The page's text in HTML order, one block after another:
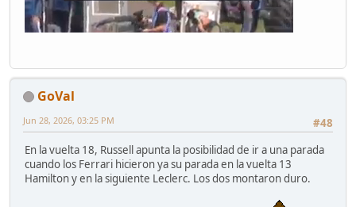
GoVal
#48
Jun 28, 2026, 03:25 PM
En la vuelta 18, Russell apunta la posibilidad de ir a una parada
cuando los Ferrari hicieron ya su parada en la vuelta 13
Hamilton y en la siguiente Leclerc. Los dos montaron duro.